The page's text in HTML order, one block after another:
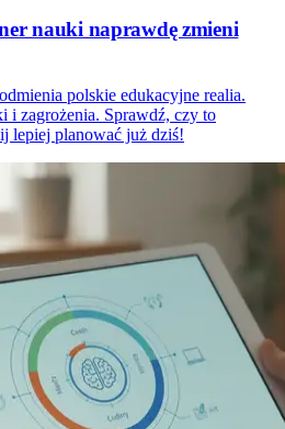
nauki naprawdę zmieni
polskie edukacyjne realia.
i zagrożenia. Sprawdź, czy to
lepiej planować już dziś!